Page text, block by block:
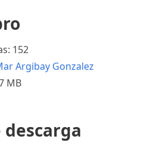
152
Argibay Gonzalez
MB
descarga